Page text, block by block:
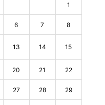
1
6 7 8
13 14 15
20 21 22
27 28 29